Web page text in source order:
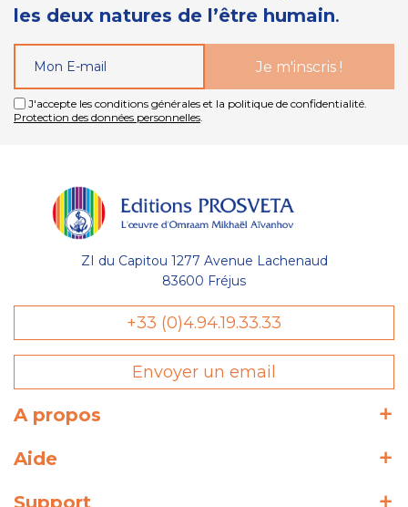
les deux natures de l’être humain.
J'accepte les conditions générales et la politique de confidentialité.
Protection des données personnelles.
ZI du Capitou 1277 Avenue Lachenaud
83600 Fréjus
+33 (0)4.94.19.33.33
Envoyer un email
A propos
Aide
Support